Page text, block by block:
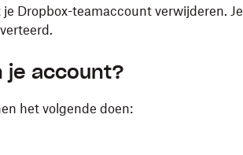
Dropbox-teamaccount verwijderen. Je
je account?
het volgende doen: